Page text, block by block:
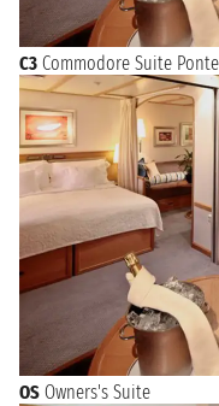
C3 Commodore Suite
OS Owners's Suite